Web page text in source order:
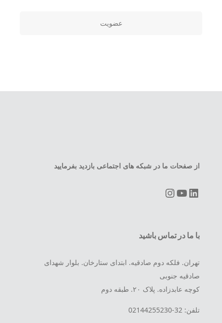
عضویت
از صفحات ما در شبکه های اجتماعی بازدید بفرمایید
LinkedIn
YouTube
Instagram
با ما در تماس باشید
تهران. فلکه دوم صادقیه. ابتدای ستارخان. بلوار شهدای
صادقیه جنوبی
کوچه عابدزاده. پلاک ۲۰. طبقه دوم
تلفن: 32-02144255230